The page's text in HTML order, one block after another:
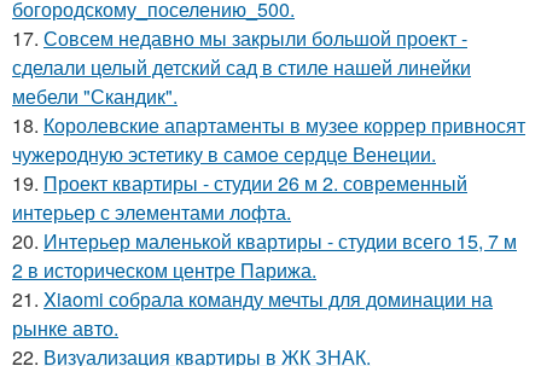
богородскому_поселению_500.
17. Совсем недавно мы закрыли большой проект -
сделали целый детский сад в стиле нашей линейки
мебели "Скандик".
18. Королевские апартаменты в музее коррер привносят
чужеродную эстетику в самое сердце Венеции.
19. Проект квартиры - студии 26 м 2. современный
интерьер с элементами лофта.
20. Интерьер маленькой квартиры - студии всего 15, 7 м
2 в историческом центре Парижа.
21. Xiaomi собрала команду мечты для доминации на
рынке авто.
22. Визуализация квартиры в ЖК ЗНАК.